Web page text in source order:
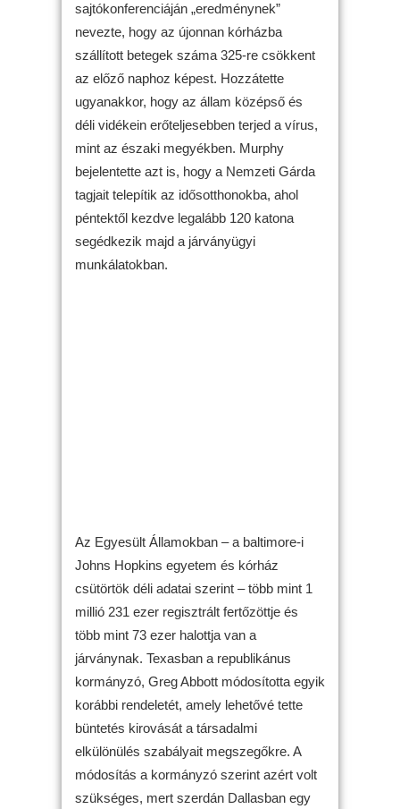
sajtókonferenciáján „eredménynek”
nevezte, hogy az újonnan kórházba
szállított betegek száma 325-re csökkent
az előző naphoz képest. Hozzátette
ugyanakkor, hogy az állam középső és
déli vidékein erőteljesebben terjed a vírus,
mint az északi megyékben. Murphy
bejelentette azt is, hogy a Nemzeti Gárda
tagjait telepítik az idősotthonokba, ahol
péntektől kezdve legalább 120 katona
segédkezik majd a járványügyi
munkálatokban.
Az Egyesült Államokban – a baltimore-i
Johns Hopkins egyetem és kórház
csütörtök déli adatai szerint – több mint 1
millió 231 ezer regisztrált fertőzöttje és
több mint 73 ezer halottja van a
járványnak. Texasban a republikánus
kormányzó, Greg Abbott módosította egyik
korábbi rendeletét, amely lehetővé tette
büntetés kirovását a társadalmi
elkülönülés szabályait megszegőkre. A
módosítás a kormányzó szerint azért volt
szükséges, mert szerdán Dallasban egy